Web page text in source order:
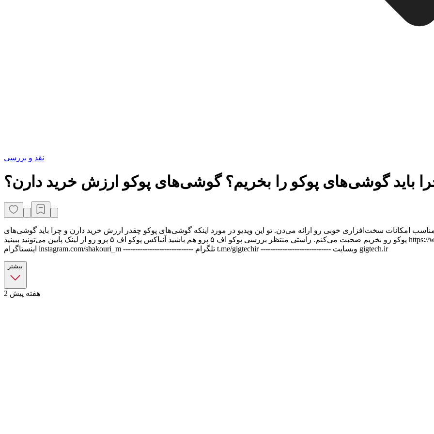
نقد و بررسی
باید گوشی‌های پوکو را بخریم؟ گوشی‌های پوکو ارزش خرید دارن؟
امکانات سخت‌افزاری خوبی رو ارائه می‌دن. تو این ویدیو در مورد اینکه گوشی‌های پوکو چقدر ارزش خرید دارن و چرا باید گوشی‌های
پوکو رو بخریم صحبت می‌کنم. راستی منتظر بررسی پوکو اف ۵ پرو هم باشید آنباکس پوکو اف ۵ پرو رو از لینک پایین می‌تونید ببینید https://www.youtube.com/watch?v=xsYMXpjVVPg -----------------------------
اینستاگرام instagram.com/shakouri_m ----------------------------- تلگرام t.me/gigtechir ----------------------------- وبسایت gigtech.ir
بیشتر
2 هفته پیش